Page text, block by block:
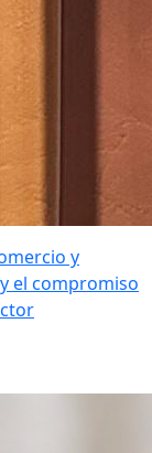
y
el compromiso